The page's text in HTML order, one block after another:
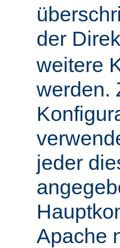
der
weitere
werden.
jeder
Apache